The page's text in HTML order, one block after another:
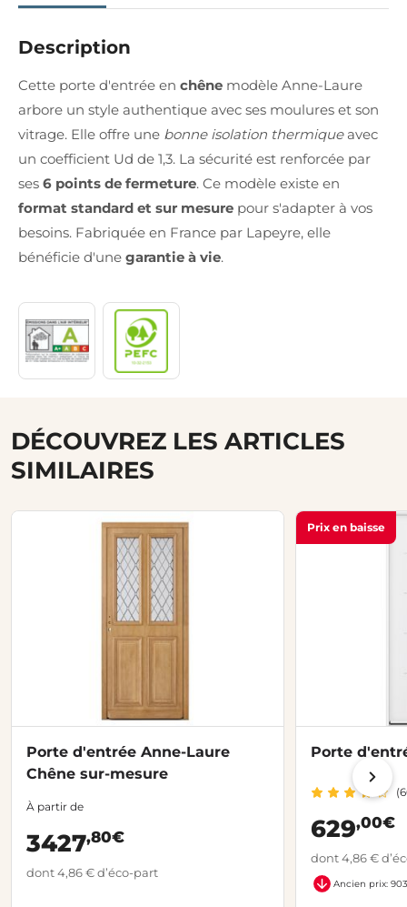
Description
Cette porte d'entrée en chêne modèle Anne-Laure
arbore un style authentique avec ses moulures et son
vitrage. Elle offre une bonne isolation thermiqueavec
un coefficient Ud de 1,3. La sécurité est renforcée par
ses 6 points de fermeture. Ce modèle existe en
format standard et sur mesure pour s'adapter à vos
besoins. Fabriquée en France par Lapeyre, elle
bénéficie d'une garantie à vie.
DÉCOUVREZ LES ARTICLES
SIMILAIRES
Porte d'entrée Anne-Laure
Chêne sur-mesure
À partir de
3427,80€
dont 4,86 € d’éco-part
Prix en baisse
Porte
629,00€
dont 4,86 €
Ancien prix: